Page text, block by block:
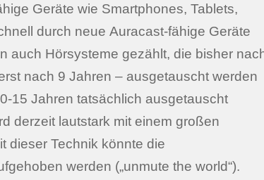
Geräte wie Smartphones, Tablets,
durch neue Auracast-fähige Geräte
auch Hörsysteme gezählt, die bisher
nach 9 Jahren – ausgetauscht werden
15 Jahren tatsächlich ausgetauscht
derzeit lautstark mit einem großen
dieser Technik könnte die
werden („unmute the world“).
zu schaffen, also z.B. über
TV-Streamer den Fernsehton besser
oder mit Auracast seine Musik
gut so. Problematisch wird es im
bestens eingeführte barrierefreie
nicht mehr barrierefreie Technik wie
nicht in kurzer Zeit. Wie es sich
die Probleme liegen, soll in dieser